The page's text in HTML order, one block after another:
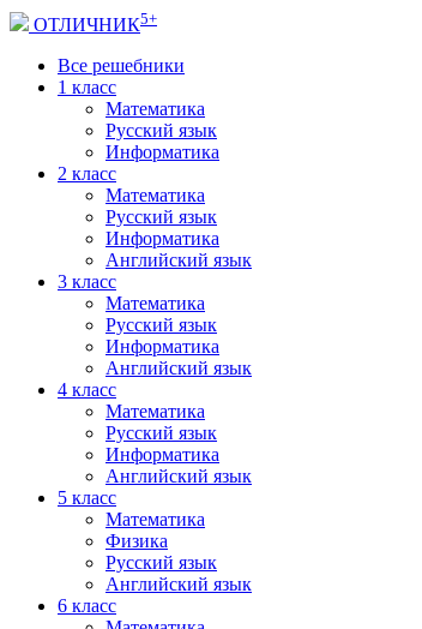
ОТЛИЧНИК5+
Все решебники
1 класс
Математика
Русский язык
Информатика
2 класс
Математика
Русский язык
Информатика
Английский язык
3 класс
Математика
Русский язык
Информатика
Английский язык
4 класс
Математика
Русский язык
Информатика
Английский язык
5 класс
Математика
Физика
Русский язык
Английский язык
6 класс